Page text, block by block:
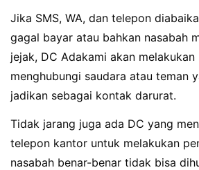
Jika SMS, WA, dan telepon
gagal bayar atau bahkan nasabah
jejak, DC Adakami akan
menghubungi saudara atau teman
jadikan sebagai kontak darurat.
Tidak jarang juga ada DC yang
telepon kantor untuk melakukan
nasabah benar-benar tidak bisa